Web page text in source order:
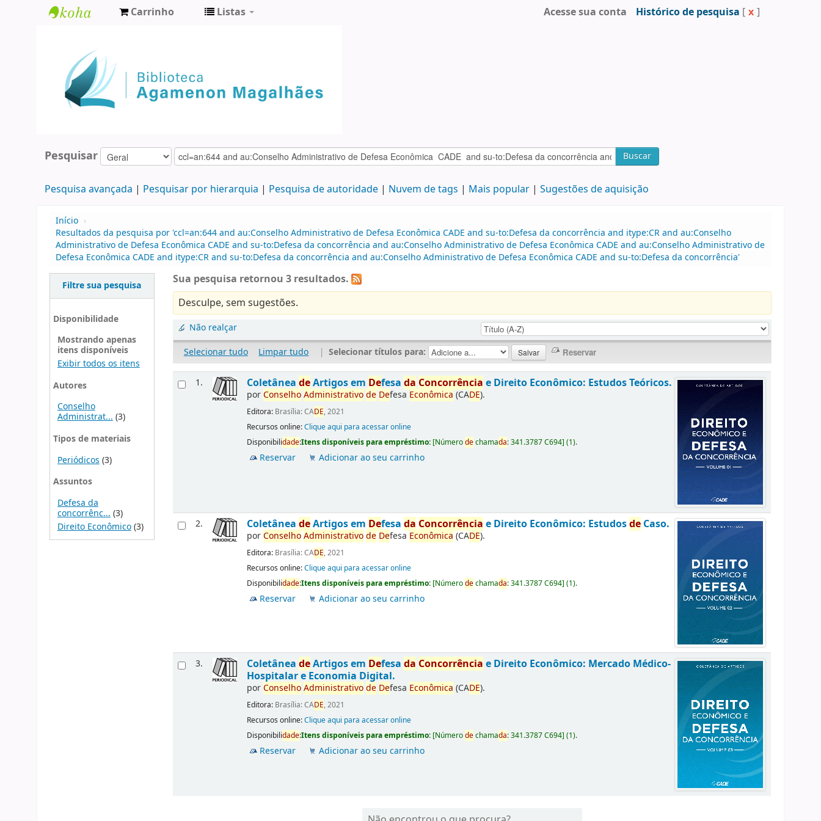
Agamenon
Magalhães
Carrinho Listas Acesse sua conta Histórico de pesquisa [ x ]
Pesquisar Buscar
Pesquisa avançada Pesquisar por hierarquia Pesquisa de autoridade Nuvem de tags Mais popular Sugestões de aquisição
Início ›
Resultados da pesquisa por 'ccl=an:644 and au:Conselho Administrativo de Defesa Econômica CADE and su-to:Defesa da concorrência and itype:CR and au:Conselho
Administrativo de Defesa Econômica CADE and su-to:Defesa da concorrência and au:Conselho Administrativo de Defesa Econômica CADE and au:Conselho Administrativo de
Defesa Econômica CADE and itype:CR and su-to:Defesa da concorrência and au:Conselho Administrativo de Defesa Econômica CADE and su-to:Defesa da concorrência'
Filtre sua pesquisa
Disponibilidade
Mostrando apenas
itens disponíveis
Exibir todos os itens
Autores
Conselho
Administrat...(3)
Tipos de materiais
Periódicos (3)
Assuntos
Defesa da
concorrênc... (3)
Direito Econômico(3)
Sua pesquisa retornou 3 resultados.
Desculpe, sem sugestões.
Não realçar
Selecionar tudo
Limpar tudo | Selecionar títulos para:
1. ColetâneadeArtigos em Defesada Concorrência e Direito Econômico: Estudos Teóricos.
porConselhoAdministrativode Defesa Econômica (CADE).
Editora: Brasília: CADE, 2021
Recursos online:Clique aqui para acessar online
Disponibilidade:Itens disponíveis para empréstimo: [Númerodechamada:341.3787 C694](1).
Reservar Adicionar ao seu carrinho
2. ColetâneadeArtigos em Defesada Concorrência e Direito Econômico: Estudosde Caso.
porConselhoAdministrativode Defesa Econômica (CADE).
Editora: Brasília: CADE, 2021
Recursos online:Clique aqui para acessar online
Disponibilidade:Itens disponíveis para empréstimo: [Númerodechamada:341.3787 C694](1).
Reservar Adicionar ao seu carrinho
3. ColetâneadeArtigos em Defesada Concorrência e Direito Econômico: Mercado Médico-
Hospitalar e Economia Digital.
porConselhoAdministrativode Defesa Econômica (CADE).
Editora: Brasília: CADE, 2021
Recursos online:Clique aqui para acessar online
Disponibilidade:Itens disponíveis para empréstimo: [Númerodechamada:341.3787 C694](1).
Reservar Adicionar ao seu carrinho